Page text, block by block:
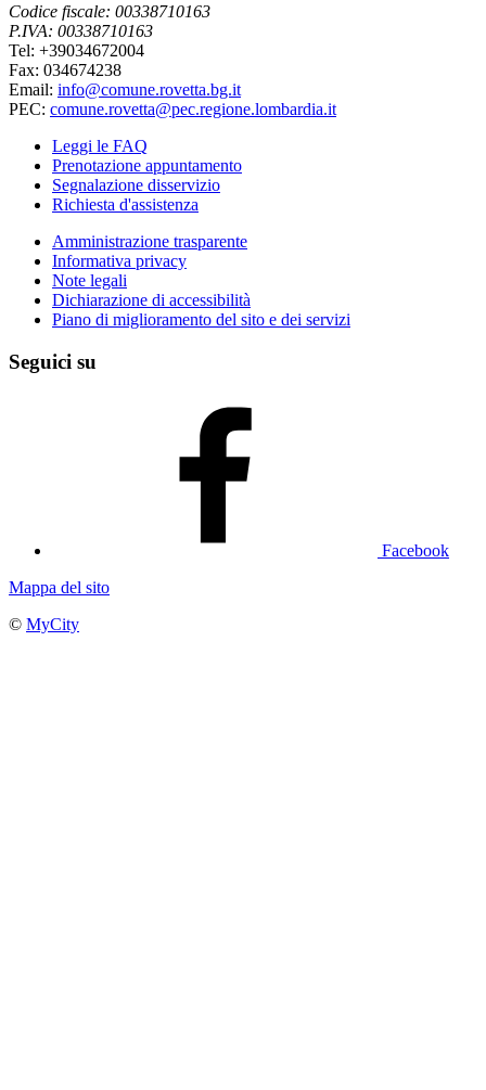
Codice fiscale: 00338710163
P.IVA: 00338710163
Tel: +39034672004
Fax: 034674238
Email: info@comune.rovetta.bg.it
PEC: comune.rovetta@pec.regione.lombardia.it
Leggi le FAQ
Prenotazione appuntamento
Segnalazione disservizio
Richiesta d'assistenza
Amministrazione trasparente
Informativa privacy
Note legali
Dichiarazione di accessibilità
Piano di miglioramento del sito e dei servizi
Seguici su
Facebook
Mappa del sito
© MyCity